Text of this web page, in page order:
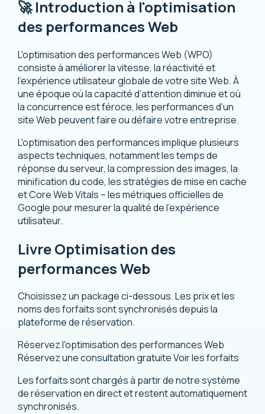
🚀 Introduction à l'optimisation
des performances Web
L'optimisation des performances Web (WPO)
consiste à améliorer la vitesse, la réactivité et
l'expérience utilisateur globale de votre site Web. À
une époque où la capacité d’attention diminue et où
la concurrence est féroce, les performances d’un
site Web peuvent faire ou défaire votre entreprise.
L'optimisation des performances implique plusieurs
aspects techniques, notamment les temps de
réponse du serveur, la compression des images, la
minification du code, les stratégies de mise en cache
et Core Web Vitals – les métriques officielles de
Google pour mesurer la qualité de l'expérience
utilisateur.
Livre Optimisation des
performances Web
Choisissez un package ci-dessous. Les prix et les
noms des forfaits sont synchronisés depuis la
plateforme de réservation.
Réservez l'optimisation des performances Web
Réservez une consultation gratuiteVoir les forfaits
Les forfaits sont chargés à partir de notre système
de réservation en direct et restent automatiquement
synchronisés.